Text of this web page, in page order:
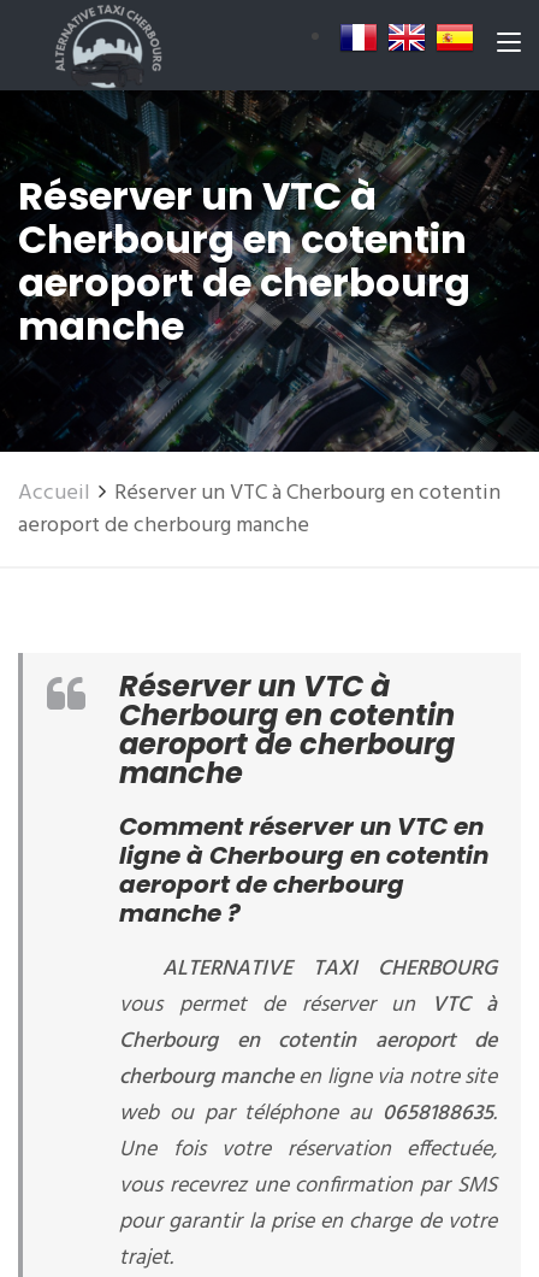
Réserver un VTC à
Cherbourg en cotentin
aeroport de cherbourg
manche
Accueil
Réserver un VTC à Cherbourg en cotentin
aeroport de cherbourg manche
Réserver un VTC à
Cherbourg en cotentin
aeroport de cherbourg
manche
Comment réserver un VTC en
ligne à Cherbourg en cotentin
aeroport de cherbourg
manche ?
ALTERNATIVE TAXI CHERBOURG
vous permet de réserver un VTC à
Cherbourg en cotentin aeroport de
cherbourg mancheen ligne via notre site
web ou par téléphone au 0658188635.
Une fois votre réservation effectuée,
vous recevrez une confirmation par SMS
pour garantir la prise en charge de votre
trajet.